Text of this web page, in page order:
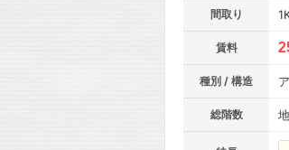
間取り
賃料
種別 / 構造
総階数